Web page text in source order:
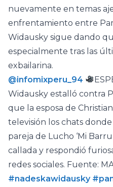
nuevamente en temas
enfrentamiento entre
Widausky sigue dando
especialmente tras las
exbailarina.
@infomixperu_94
Widausky estalló contra
que la esposa de
televisión los chats
pareja de Lucho ‘Mi
callada y respondió
redes sociales. Fuente:
#nadeskawidausky